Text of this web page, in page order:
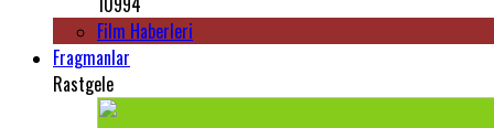
Film Haberleri
Fragmanlar
Rastgele